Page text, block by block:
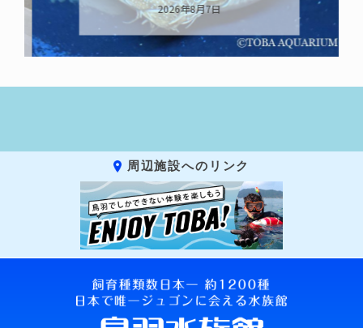
2026年8月7日
周辺施設へのリンク